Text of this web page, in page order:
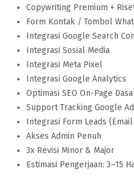
Copywriting Premium +
Form Kontak / Tombol
Integrasi Google Search
Integrasi Sosial Media
Integrasi Meta Pixel
Integrasi Google Analytics
Optimasi SEO On-Page
Support Tracking Google
Integrasi Form Leads
Akses Admin Penuh
3x Revisi Minor & Major
Estimasi Pengerjaan: 3–15